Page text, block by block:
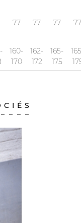
77 77 77 77
160-
170
162-
172
165-
175